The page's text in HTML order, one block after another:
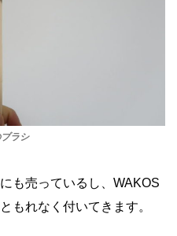
ラシ
も売っているし、WAKOS
もれなく付いてきます。